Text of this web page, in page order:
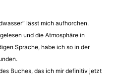
lässt mich aufhorchen.
und die Atmosphäre in
Sprache, habe ich so in der
Buches, das ich mir definitiv jetzt